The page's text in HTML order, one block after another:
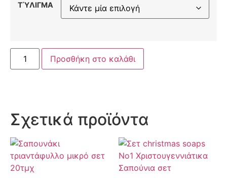
ΤΎΛΙΓΜΑ
Προσθήκη στο καλάθι
Σχετικά προϊόντα